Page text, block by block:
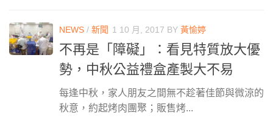
NEWS / 新聞 1 10 月, 2017 BY 黃愉婷
不再是「障礙」：看見特質放大優
勢，中秋公益禮盒產製大不易
每逢中秋，家人朋友之間無不趁著佳節與微涼的
秋意，約起烤肉團聚；販售烤...